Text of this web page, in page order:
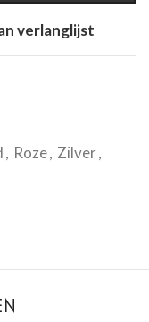
verlanglijst
, Roze, Zilver,